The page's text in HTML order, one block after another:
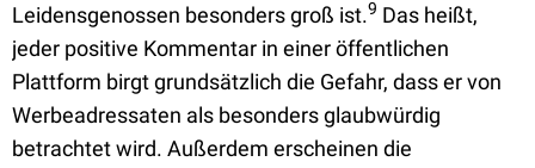
Leidensgenossen besonders groß ist.9 Das heißt,
jeder positive Kommentar in einer öffentlichen
Plattform birgt grundsätzlich die Gefahr, dass er von
Werbeadressaten als besonders glaubwürdig
betrachtet wird. Außerdem erscheinen die